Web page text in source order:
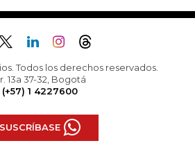
Todos los derechos reservados.
13a 37-32, Bogotá
(+57) 1 4227600
SUSCRÍBASE